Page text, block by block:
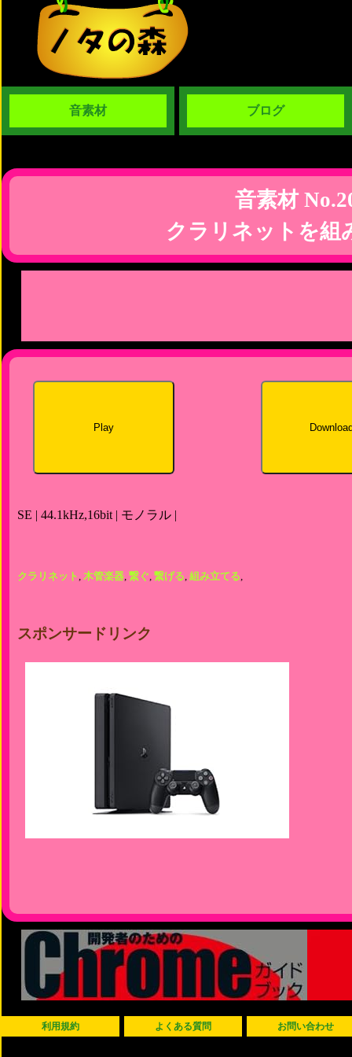
音素材 ブログ
音素材
クラリネットを組
Play
SE | 44.1kHz,16bit | モノラル |
クラリネット, 木管楽器, 繋ぐ, 繋げる, 組み立てる,
スポンサードリンク
利用規約 よくある質問 お問い合わせ